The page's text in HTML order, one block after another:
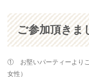
ご参加頂きま
① お堅いパーティーよりこ
女性）